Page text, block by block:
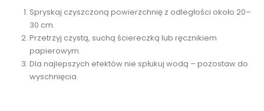
Spryskaj czyszczoną powierzchnię z odległości około 20–
30 cm.
Przetrzyj czystą, suchą ściereczką lub ręcznikiem
papierowym.
Dla najlepszych efektów nie spłukuj wodą – pozostaw do
wyschnięcia.